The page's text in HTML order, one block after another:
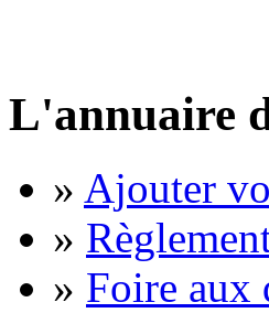
L'annuaire
» Ajouter
»
» Foire aux